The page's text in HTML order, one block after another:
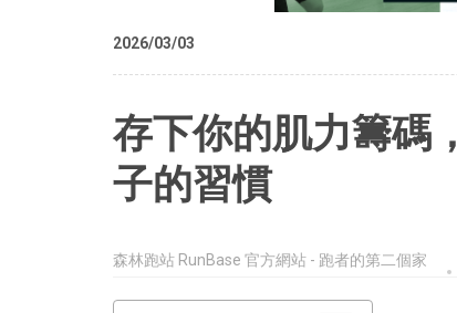
2026/03/03
存下你的肌力籌碼
子的習慣
森林跑站 RunBase 官方網站 - 跑者的第二個家